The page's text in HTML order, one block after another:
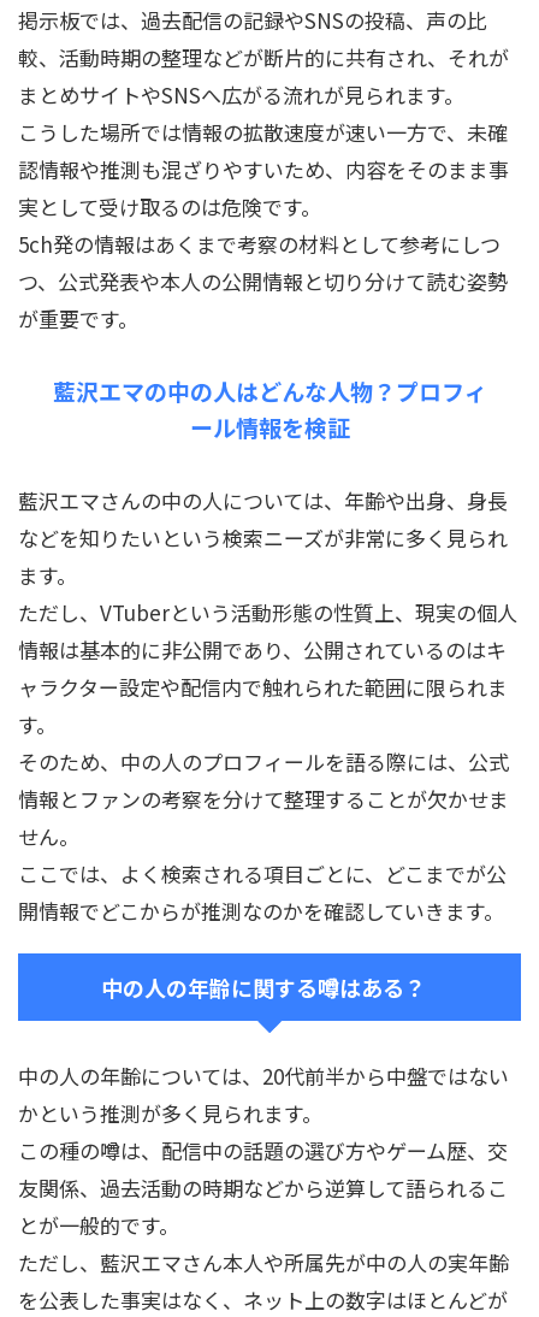
掲示板では、過去配信の記録やSNSの投稿、声の比
較、活動時期の整理などが断片的に共有され、それが
まとめサイトやSNSへ広がる流れが見られます。
こうした場所では情報の拡散速度が速い一方で、未確
認情報や推測も混ざりやすいため、内容をそのまま事
実として受け取るのは危険です。
5ch発の情報はあくまで考察の材料として参考にしつ
つ、公式発表や本人の公開情報と切り分けて読む姿勢
が重要です。
藍沢エマの中の人はどんな人物？プロフィ
ール情報を検証
藍沢エマさんの中の人については、年齢や出身、身長
などを知りたいという検索ニーズが非常に多く見られ
ます。
ただし、VTuberという活動形態の性質上、現実の個人
情報は基本的に非公開であり、公開されているのはキ
ャラクター設定や配信内で触れられた範囲に限られま
す。
そのため、中の人のプロフィールを語る際には、公式
情報とファンの考察を分けて整理することが欠かせま
せん。
ここでは、よく検索される項目ごとに、どこまでが公
開情報でどこからが推測なのかを確認していきます。
中の人の年齢に関する噂はある？
中の人の年齢については、20代前半から中盤ではない
かという推測が多く見られます。
この種の噂は、配信中の話題の選び方やゲーム歴、交
友関係、過去活動の時期などから逆算して語られるこ
とが一般的です。
ただし、藍沢エマさん本人や所属先が中の人の実年齢
を公表した事実はなく、ネット上の数字はほとんどが